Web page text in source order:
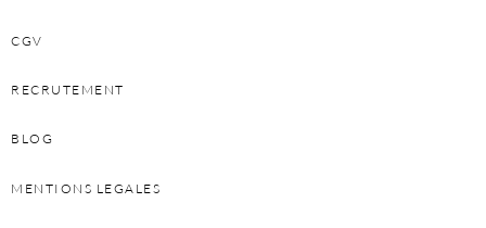
CGV
RECRUTEMENT
BLOG
MENTIONS LEGALES